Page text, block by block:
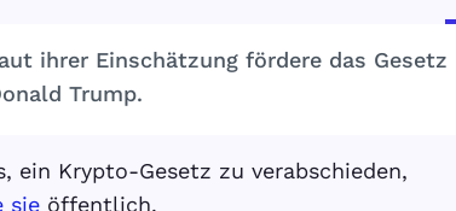
ihrer Einschätzung fördere das Gesetz
Trump.
ein Krypto-Gesetz zu verabschieden,
sie öffentlich.